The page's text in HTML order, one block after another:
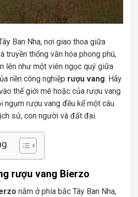
Ban Nha, nơi giao thoa giữa
truyền thống văn hóa phong phú,
lên như một viên ngọc quý giữa
nền công nghiệp rượu vang. Hãy
thế giới mê hoặc của rượu vang
ngụm rượu vang đều kể một câu
sử, con người và đất đai.
rượu vang Bierzo
nằm ở phía bắc Tây Ban Nha,